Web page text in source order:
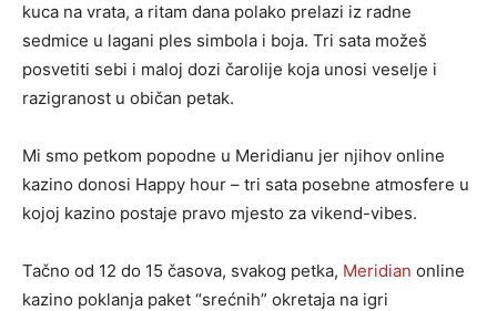
kuca na vrata, a ritam dana polako prelazi iz radne
sedmice u lagani ples simbola i boja. Tri sata možeš
posvetiti sebi i maloj dozi čarolije koja unosi veselje i
razigranost u običan petak.
Mi smo petkom popodne u Meridianu jer njihov online
kazino donosi Happy hour – tri sata posebne atmosfere u
kojoj kazino postaje pravo mjesto za vikend-vibes.
Tačno od 12 do 15 časova, svakog petka, Meridian online
kazino poklanja paket “srećnih” okretaja na igri